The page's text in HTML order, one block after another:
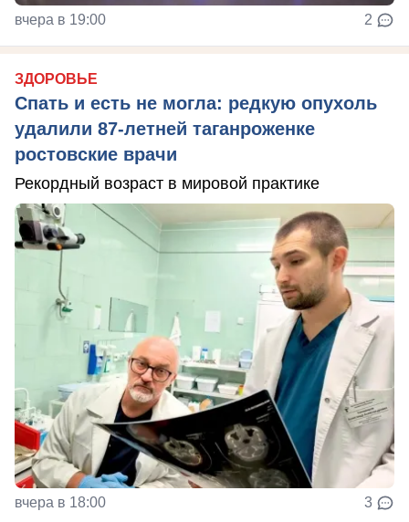
вчера в 19:00 2
ЗДОРОВЬЕ
Спать и есть не могла: редкую опухоль
удалили 87-летней таганроженке
ростовские врачи
Рекордный возраст в мировой практике
вчера в 18:00 3